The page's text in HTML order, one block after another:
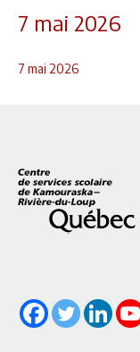
7 mai 2026
7 mai 2026